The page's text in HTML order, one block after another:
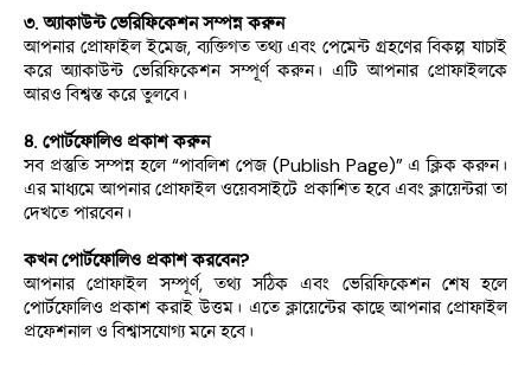
৩. অ্যাকাউন্ট ভেরিফিকেশন সম্পন্ন করুন
আপনার প্রোফাইল ইমেজ, ব্যক্তিগত তথ্য এবং পেমেন্ট গ্রহণের বিকল্প যাচাই
করে অ্যাকাউন্ট ভেরিফিকেশন সম্পূর্ণ করুন। এটি আপনার প্রোফাইলকে
আরও বিশ্বস্ত করে তুলবে।
৪. পোর্টফোলিও প্রকাশ করুন
সব প্রস্তুতি সম্পন্ন হলে “পাবলিশ পেজ (Publish Page)” এ ক্লিক করুন।
এর মাধ্যমে আপনার প্রোফাইল ওয়েবসাইটে প্রকাশিত হবে এবং ক্লায়েন্টরা তা
দেখতে পারবেন।
কখন পোর্টফোলিও প্রকাশ করবেন?
আপনার প্রোফাইল সম্পূর্ণ, তথ্য সঠিক এবং ভেরিফিকেশন শেষ হলে
পোর্টফোলিও প্রকাশ করাই উত্তম। এতে ক্লায়েন্টের কাছে আপনার প্রোফাইল
প্রফেশনাল ও বিশ্বাসযোগ্য মনে হবে।